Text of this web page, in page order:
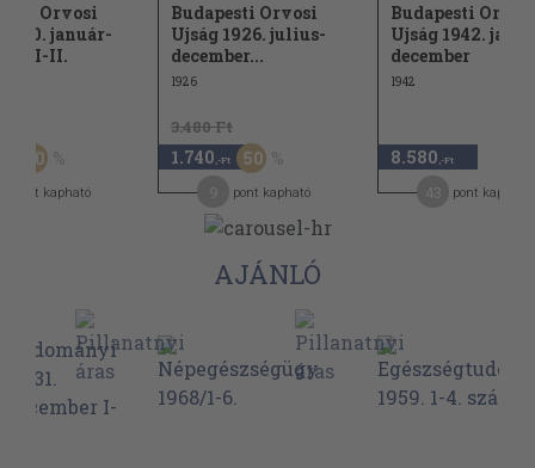
Orvosi
január-
I-II.
50
pont kapható
Budapesti Orvosi
Ujság 1926. julius-
december...
1926
3.480 Ft
1.740 ,-Ft 50
pont kapható
Budapesti
Ujság 1942.
december
1942
8.580 ,-Ft
pont kapható
AJÁNLÓ